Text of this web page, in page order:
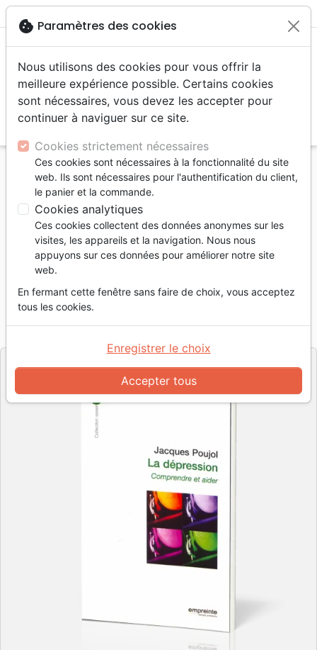
menu
Accueil Livres Santé
Psychologie
Dépression (La) - Comprendre et aider - [collection
essenCiel]
La dépression
Comprendre et aider - [collection
essenCiel]
Auteur :Jacques Poujol
cookie Paramètres des cookies
Nous utilisons des cookies pour vous offrir la
meilleure expérience possible. Certains cookies
sont nécessaires, vous devez les accepter pour
continuer à naviguer sur ce site.
Cookies strictement nécessaires
Ces cookies sont nécessaires à la fonctionnalité du site
web. Ils sont nécessaires pour l'authentification du client,
le panier et la commande.
Cookies analytiques
Ces cookies collectent des données anonymes sur les
visites, les appareils et la navigation. Nous nous
appuyons sur ces données pour améliorer notre site
web.
En fermant cette fenêtre sans faire de choix, vous acceptez
tous les cookies.
Accepter tous
Enregistrer le choix